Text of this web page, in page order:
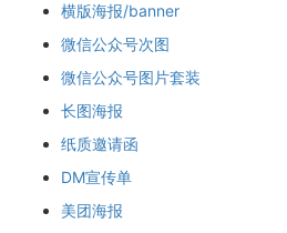
横版海报/banner
微信公众号次图
微信公众号图片套装
长图海报
纸质邀请函
DM宣传单
美团海报